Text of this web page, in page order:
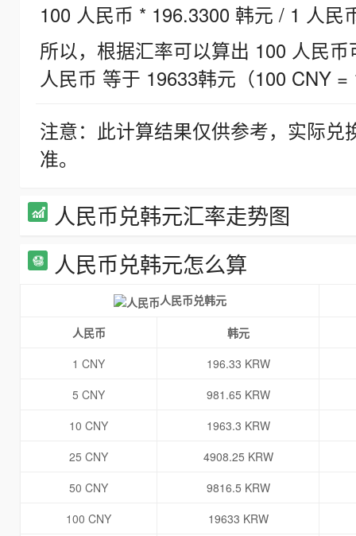
100 人民币 * 196.3300 韩元 / 1 人民
所以，根据汇率可以算出 100 人民
人民币 等于 19633韩元（100 CNY =
注意：此计算结果仅供参考，实际
准。
人民币兑韩元汇率走势图
人民币兑韩元怎么算
人民币兑韩元
人民币
韩元
1 CNY
196.33 KRW
5 CNY
981.65 KRW
10 CNY
1963.3 KRW
25 CNY
4908.25 KRW
50 CNY
9816.5 KRW
100 CNY
19633 KRW